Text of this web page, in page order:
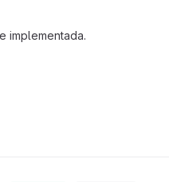
implementada.